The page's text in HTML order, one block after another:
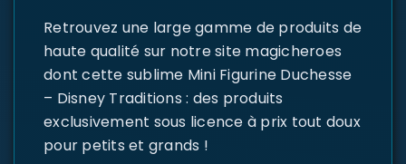
Retrouvez une large gamme de produits de
haute qualité sur notre site magicheroes
dont cette sublime Mini Figurine Duchesse
– Disney Traditions : des produits
exclusivement sous licence à prix tout doux
pour petits et grands !